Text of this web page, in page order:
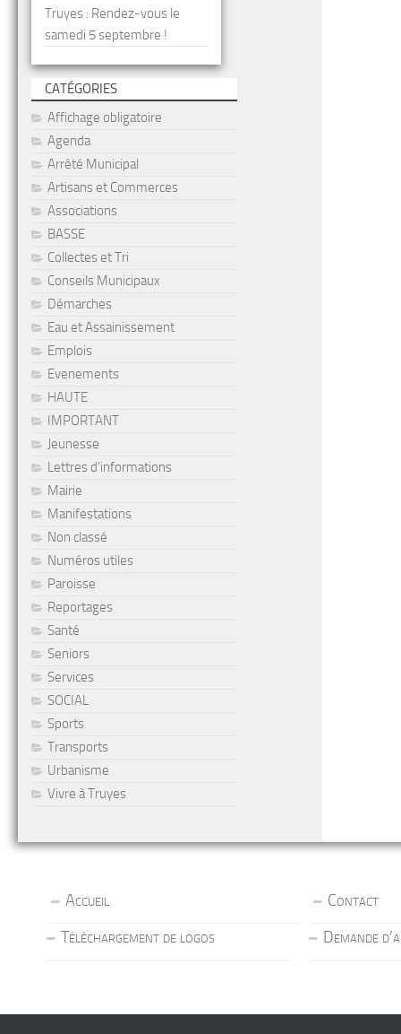
Truyes : Rendez-vous le
samedi 5 septembre !
CATÉGORIES
Affichage obligatoire
Agenda
Arrêté Municipal
Artisans et Commerces
Associations
BASSE
Collectes et Tri
Conseils Municipaux
Démarches
Eau et Assainissement
Emplois
Evenements
HAUTE
IMPORTANT
Jeunesse
Lettres d'informations
Mairie
Manifestations
Non classé
Numéros utiles
Paroisse
Reportages
Santé
Seniors
Services
SOCIAL
Sports
Transports
Urbanisme
Vivre à Truyes
Accueil
Contact
Téléchargement de logos
Demande